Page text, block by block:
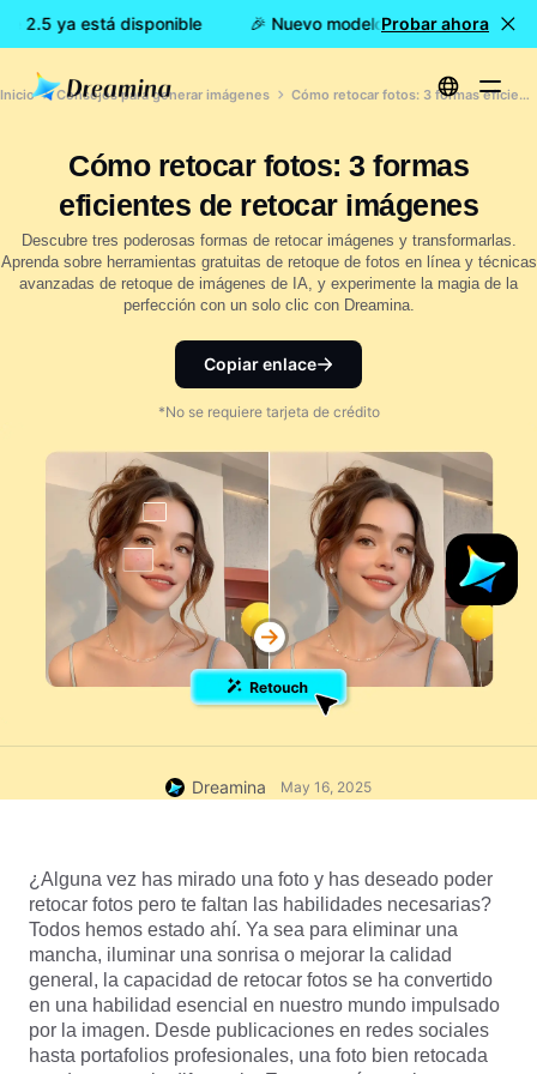
2.5 ya está disponible 🎉 Nuevo modelo DISPONIBLE:
Probar ahora
Inicio Consejos para generar imágenes Cómo retocar fotos: 3 formas eficientes de retocar imágenes
Cómo retocar fotos: 3 formas
eficientes de retocar imágenes
Descubre tres poderosas formas de retocar imágenes y transformarlas.
Aprenda sobre herramientas gratuitas de retoque de fotos en línea y técnicas
avanzadas de retoque de imágenes de IA, y experimente la magia de la
perfección con un solo clic con Dreamina.
Copiar enlace
*No se requiere tarjeta de crédito
Dreamina May 16, 2025
¿Alguna vez has mirado una foto y has deseado poder
retocar fotos pero te faltan las habilidades necesarias?
Todos hemos estado ahí. Ya sea para eliminar una
mancha, iluminar una sonrisa o mejorar la calidad
general, la capacidad de retocar fotos se ha convertido
en una habilidad esencial en nuestro mundo impulsado
por la imagen. Desde publicaciones en redes sociales
hasta portafolios profesionales, una foto bien retocada